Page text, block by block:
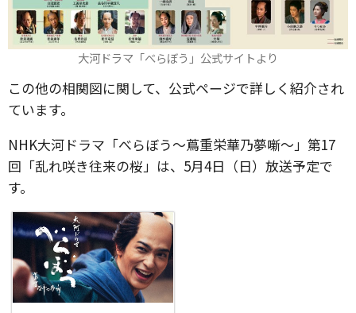
大河ドラマ「べらぼう」公式サイトより
この他の相関図に関して、公式ページで詳しく紹介され
ています。
NHK大河ドラマ「べらぼう〜蔦重栄華乃夢噺〜」第17
回「乱れ咲き往来の桜」は、5月4日（日）放送予定で
す。